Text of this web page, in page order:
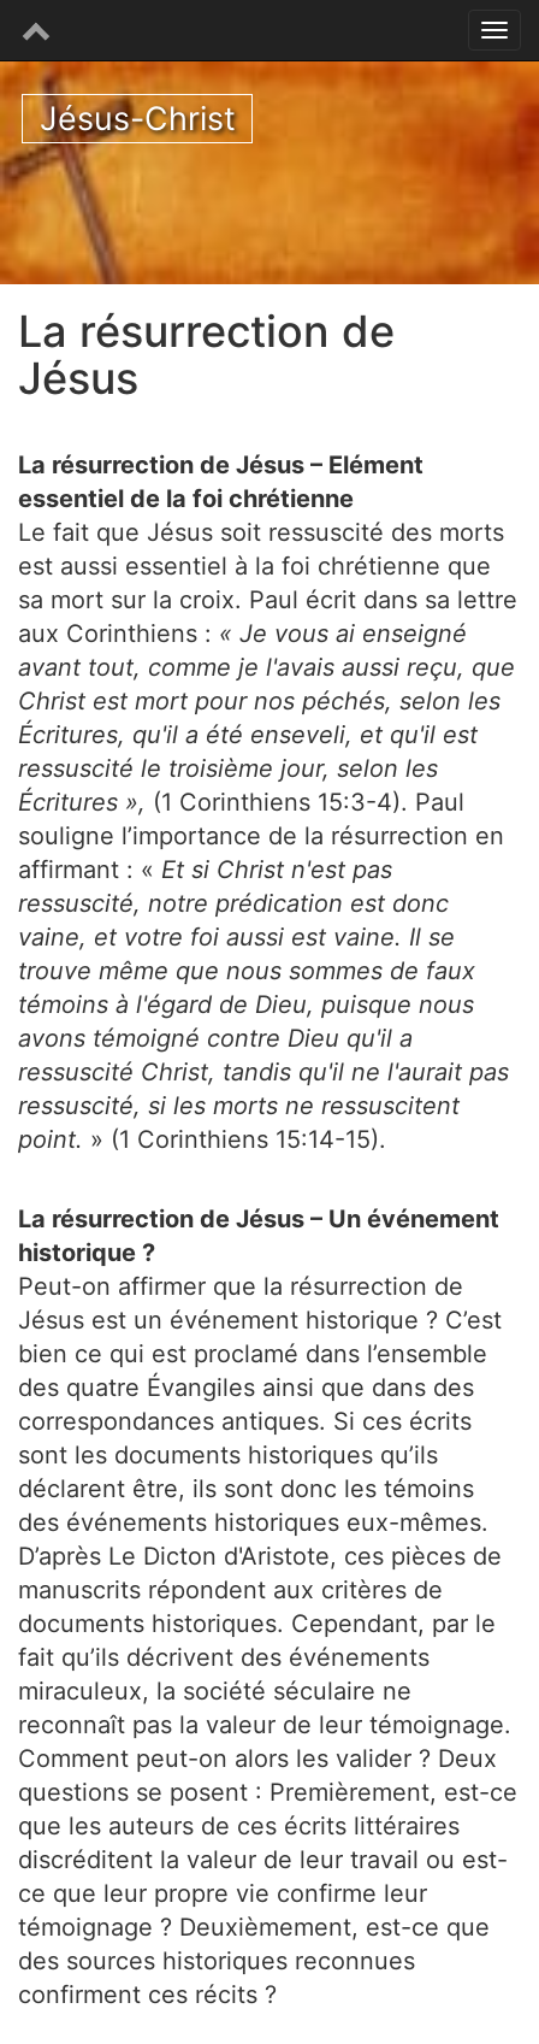
Jésus-Christ
La résurrection de
Jésus
La résurrection de Jésus – Elément
essentiel de la foi chrétienne
Le fait que Jésus soit ressuscité des morts
est aussi essentiel à la foi chrétienne que
sa mort sur la croix. Paul écrit dans sa lettre
aux Corinthiens : « Je vous ai enseigné
avant tout, comme je l'avais aussi reçu, que
Christ est mort pour nos péchés, selon les
Écritures, qu'il a été enseveli, et qu'il est
ressuscité le troisième jour, selon les
Écritures », (1 Corinthiens 15:3-4). Paul
souligne l’importance de la résurrection en
affirmant : « Et si Christ n'est pas
ressuscité, notre prédication est donc
vaine, et votre foi aussi est vaine. Il se
trouve même que nous sommes de faux
témoins à l'égard de Dieu, puisque nous
avons témoigné contre Dieu qu'il a
ressuscité Christ, tandis qu'il ne l'aurait pas
ressuscité, si les morts ne ressuscitent
point. » (1 Corinthiens 15:14-15).
La résurrection de Jésus – Un événement
historique ?
Peut-on affirmer que la résurrection de
Jésus est un événement historique ? C’est
bien ce qui est proclamé dans l’ensemble
des quatre Évangiles ainsi que dans des
correspondances antiques. Si ces écrits
sont les documents historiques qu’ils
déclarent être, ils sont donc les témoins
des événements historiques eux-mêmes.
D’après Le Dicton d'Aristote, ces pièces de
manuscrits répondent aux critères de
documents historiques. Cependant, par le
fait qu’ils décrivent des événements
miraculeux, la société séculaire ne
reconnaît pas la valeur de leur témoignage.
Comment peut-on alors les valider ? Deux
questions se posent : Premièrement, est-ce
que les auteurs de ces écrits littéraires
discréditent la valeur de leur travail ou est-
ce que leur propre vie confirme leur
témoignage ? Deuxièmement, est-ce que
des sources historiques reconnues
confirment ces récits ?